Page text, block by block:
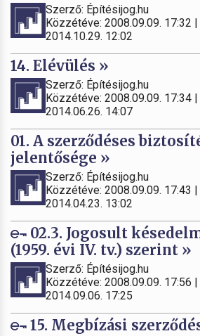
Szerző: Építésijog.hu
Közzétéve: 2008.09.09. 17:32
2014.10.29. 12:02
14. Elévülés »
Szerző: Építésijog.hu
Közzétéve: 2008.09.09. 17:34
2014.06.26. 14:07
01. A szerződéses
jelentősége »
Szerző: Építésijog.hu
Közzétéve: 2008.09.09. 17:43
2014.04.23. 13:02
02.3. Jogosult
(1959. évi IV. tv.) szerint »
Szerző: Építésijog.hu
Közzétéve: 2008.09.09. 17:56
2014.09.06. 17:25
15. Megbízási